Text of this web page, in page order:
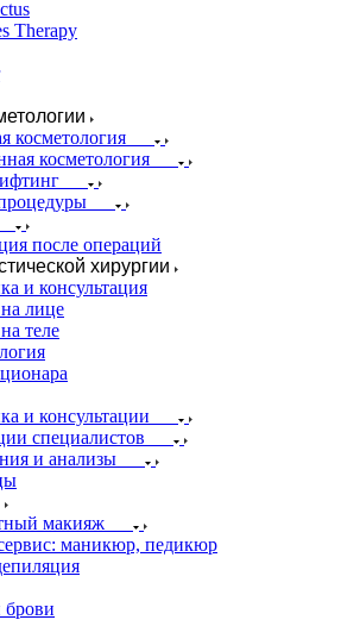
Therapy
косметология
косметология
после операций
хирургии
и консультация
лице
теле
и консультации
специалистов
и анализы
макияж
маникюр, педикюр